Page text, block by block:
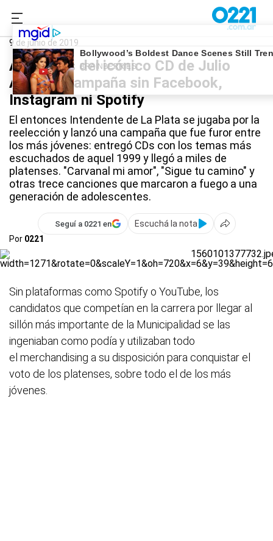
0221.com.ar
9 de junio de 2019
A 20 años del icónico CD de Julio
Alak, en campaña sin Facebook,
Instagram ni Spotify
El entonces Intendente de La Plata se jugaba por la
reelección y lanzó una campaña que fue furor entre
los más jóvenes: entregó CDs con los temas más
escuchados de aquel 1999 y llegó a miles de
platenses. "Carvanal mi amor", "Sigue tu camino" y
otras trece canciones que marcaron a fuego a una
generación de adolescentes.
Seguí a 0221 en
Escuchá la nota
Por 0221
Sin plataformas como Spotify o YouTube, los
candidatos que competían en la carrera por llegar al
sillón más importante de la Municipalidad se las
ingeniaban como podía y utilizaban todo
el merchandising a su disposición para conquistar el
voto de los platenses, sobre todo el de los más
jóvenes.